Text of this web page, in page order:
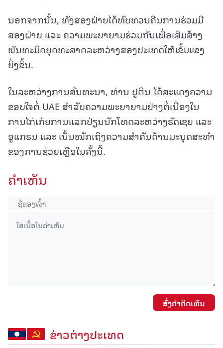
ນອກຈາກນັ້ນ, ທັງສອງຝ່າຍໄດ້ທົບທວນຄືນການຮ່ວມມື
ສອງຝ່າຍ ແລະ ຄວາມພະຍາຍາມຮ່ວມກັນເພື່ອເສີມສ້າງ
ພັນທະມິດຍຸດທະສາດລະຫວ່າງສອງປະເທດໃຫ້ເຂັ້ມແຂງ
ຍິ່ງຂຶ້ນ.
ໃນລະຫວ່າງການສົນທະນາ, ທ່ານ ປູຕິນ ໄດ້ສະແດງຄວາມ
ຂອບໃຈຕໍ່ UAE ສຳລັບຄວາມພະຍາຍາມຢ່າງຕໍ່ເນື່ອງໃນ
ການໄກ່ເກ່ຍການແລກປ່ຽນນັກໂທດລະຫວ່າງຣັດເຊຍ ແລະ
ອູແກຣນ ແລະ ເນັ້ນໜັກເຖິງຄວາມສຳຄັນດ້ານມະນຸດສະທຳ
ຂອງການຊ່ວຍເຫຼືອໃນຄັ້ງນີ້.
ຄໍາເຫັນ
ສົ່ງຄໍາຄິດເຫັນ
ຂ່າວຕ່າງປະເທດ